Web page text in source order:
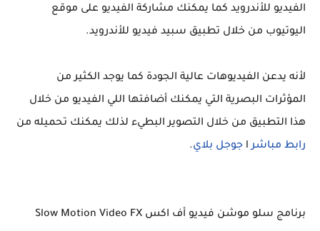
الفيديو للأندرويد كما يمكنك مشاركة الفيديو على موقع
اليوتيوب من خلال تطبيق سبيد فيديو للأندرويد.
لأنه يدعن الفيديوهات عالية الجودة كما يوجد الكثير من
المؤثرات البصرية التي يمكنك أضافتها اللي الفيديو من خلال
هذا التطبيق من خلال التصوير البطيء لذلك يمكنك تحميله من
رابط مباشرl جوجل بلاي.
برنامج سلو موشن فيديو أف اكس Slow Motion Video FX